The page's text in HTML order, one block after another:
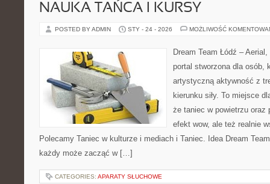
NAUKA TAŃCA I KURSY
POSTED BY ADMIN STY - 24 - 2026 MOŻLIWOŚĆ
Dream Team Łódź –
portal stworzona dla osób,
artystyczną aktywność z
kierunku siły. To miejsce
że taniec w powietrzu oraz
efekt wow, ale też realnie
Polecamy Taniec w kulturze i mediach i Taniec. Idea Dream
każdy może zacząć w […]
CATEGORIES: APARATY SŁUCHOWE